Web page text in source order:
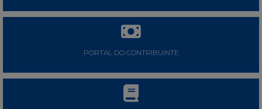
PORTAL DO CONTRIBUINTE